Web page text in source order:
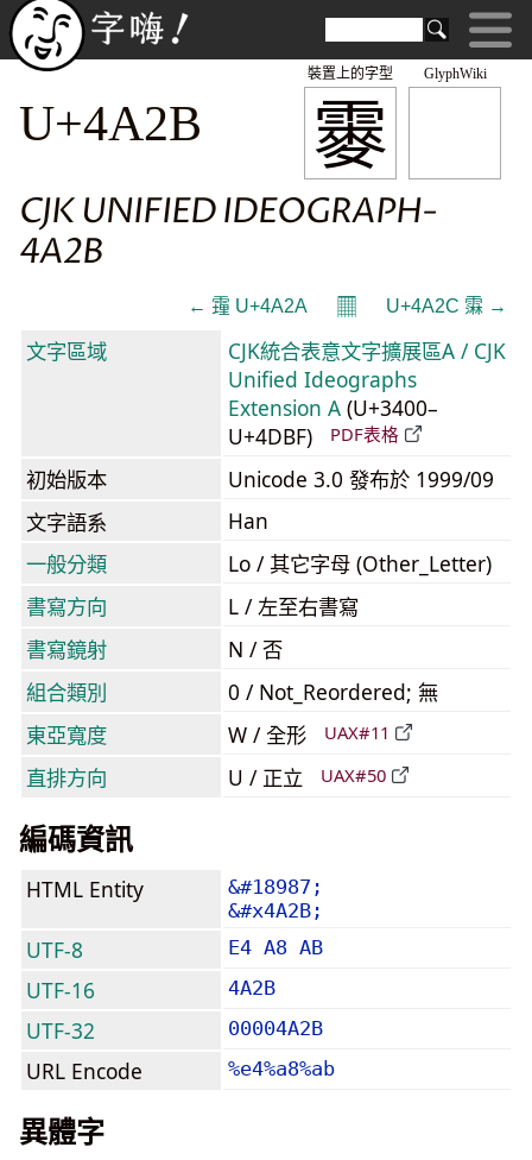
GlyphWiki
䨫
裝置上的字型
U+4A2B
CJK UNIFIED IDEOGRAPH-
4A2B
← 䨪 U+4A2A 𝄜 U+4A2C 䨬 →
文字區域
CJK統合表意文字擴展區A / CJK
Unified Ideographs
Extension A (U+3400–
U+4DBF)
PDF表格
初始版本
Unicode 3.0 發布於 1999/09
文字語系
Han
一般分類
Lo / 其它字母 (Other_Letter)
書寫方向
L / 左至右書寫
書寫鏡射
N / 否
組合類別
0 / Not_Reordered; 無
東亞寬度
W / 全形 UAX#11
直排方向 U / 正立 UAX#50
編碼資訊
HTML Entity
&#18987;
&#x4A2B;
UTF-8 E4 A8 AB
UTF-16 4A2B
UTF-32 00004A2B
URL Encode %e4%a8%ab
異體字